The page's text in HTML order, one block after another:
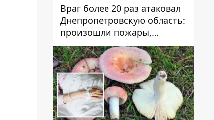
Враг более 20 раз атаковал
Днепропетровскую область:
произошли пожары,
повреждены дома,
инфраструктура и авто